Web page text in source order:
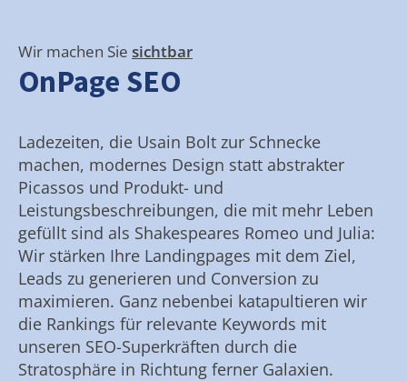
Wir machen Sie sichtbar
OnPage SEO
Ladezeiten, die Usain Bolt zur Schnecke
machen, modernes Design statt abstrakter
Picassos und Produkt- und
Leistungsbeschreibungen, die mit mehr Leben
gefüllt sind als Shakespeares Romeo und Julia:
Wir stärken Ihre Landingpages mit dem Ziel,
Leads zu generieren und Conversion zu
maximieren. Ganz nebenbei katapultieren wir
die Rankings für relevante Keywords mit
unseren SEO-Superkräften durch die
Stratosphäre in Richtung ferner Galaxien.